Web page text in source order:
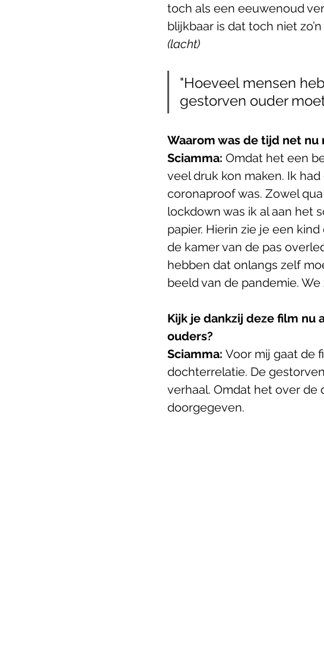
toch als een eeuwenoud
blijkbaar is dat toch niet
(lacht)
"Hoeveel mensen
gestorven ouder
Waarom was de tijd net nu
Sciamma: Omdat het een
veel druk kon maken. Ik
coronaproof was. Zowel
lockdown was ik al aan het
papier. Hierin zie je een
de kamer van de pas
hebben dat onlangs zelf
beeld van de pandemie.
Kijk je dankzij deze film nu
ouders?
Sciamma: Voor mij gaat de
dochterrelatie. De
verhaal. Omdat het over de
doorgegeven.